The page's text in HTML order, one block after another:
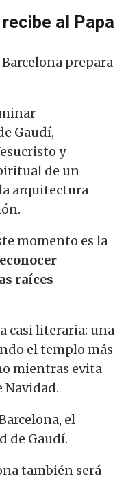
al Papa
prepara
Gaudí,
y
de un
arquitectura
momento es la
raíces
casi literaria: una
el templo más
mientras evita
Navidad.
​​el
de Gaudí.
también será